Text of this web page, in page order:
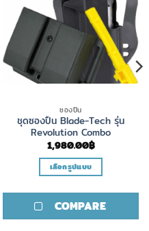
ซองปืน
ชุดซองปืน Blade-Tech รุ่น
Revolution Combo
1,980.00฿
เลือกรูปแบบ
product
has
COMPARE